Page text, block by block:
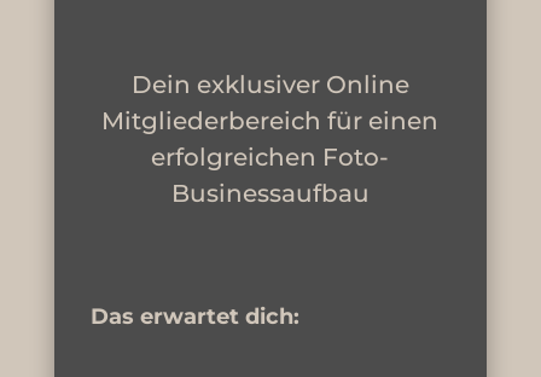
Dein exklusiver Online
Mitgliederbereich für einen
erfolgreichen Foto-
Businessaufbau
Das erwartet dich: